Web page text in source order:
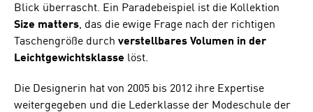
Blick überrascht. Ein Paradebeispiel ist die Kollektion
Size matters, das die ewige Frage nach der richtigen
Taschengröße durch verstellbares Volumen in der
Leichtgewichtsklasse löst.
Die Designerin hat von 2005 bis 2012 ihre Expertise
weitergegeben und die Lederklasse der Modeschule der